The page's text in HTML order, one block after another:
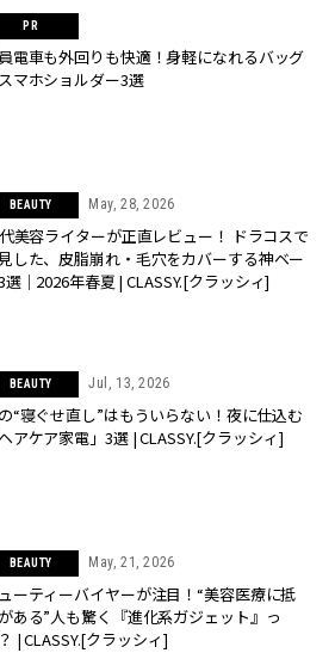
電車も外回りも快適！身軽になれるバッグ
マホショルダー3選
BEAUTY May, 28, 2026
美容ライターが正直レビュー！ ドラコスで
した、皮脂崩れ・毛穴をカバーする神ベー
選｜2026年春夏 | CLASSY.[クラッシィ]
BEAUTY Jul, 13, 2026
“寝ぐせ直し”はもういらない！夜に仕込む
ヘアケア家電」3選 | CLASSY.[クラッシィ]
BEAUTY May, 21, 2026
ーティーバイヤーが注目！“美容医療に抵
ある”人も驚く『進化系ガジェット』っ
| CLASSY.[クラッシィ]